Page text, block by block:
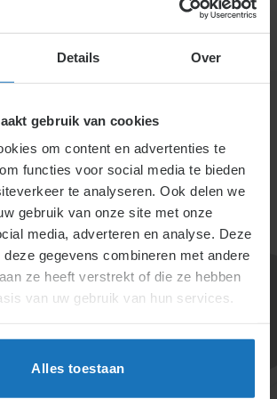
Details Over
gebruik van cookies
om content en advertenties te
functies voor social media te bieden
te analyseren. Ook delen we
gebruik van onze site met onze
media, adverteren en analyse. Deze
deze gegevens combineren met andere
ze heeft verstrekt of die ze hebben
van uw gebruik van hun services.
Alles toestaan
Zelfstandige,
en